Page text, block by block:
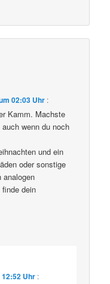
02:03 Uhr :
Kamm. Machste
wenn du noch
und ein
oder sonstige
analogen
dein
12:52 Uhr :